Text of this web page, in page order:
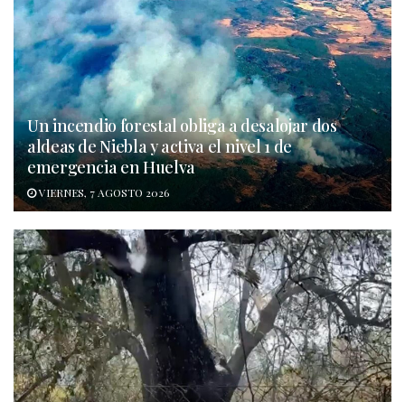
Un incendio forestal obliga a desalojar dos
aldeas de Niebla y activa el nivel 1 de
emergencia en Huelva
VIERNES, 7 AGOSTO 2026